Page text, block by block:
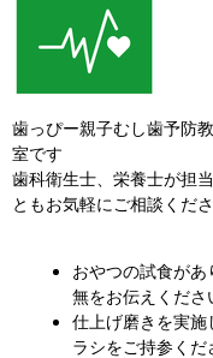
歯っぴー親子むし歯予防
室です
歯科衛生士、栄養士が担
ともお気軽にご相談くだ
おやつの試食が
無をお伝えくださ
仕上げ磨きを実
ラシをご持参くだ